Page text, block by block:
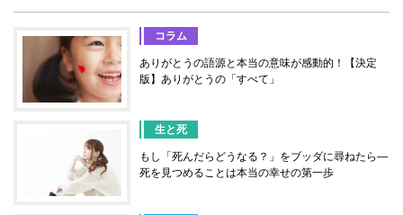
コラム
ありがとうの語源と本当の意味が感動的！【決定
版】ありがとうの「すべて」
生と死
もし「死んだらどうなる？」をブッダに尋ねたら―
死を見つめることは本当の幸せの第一歩